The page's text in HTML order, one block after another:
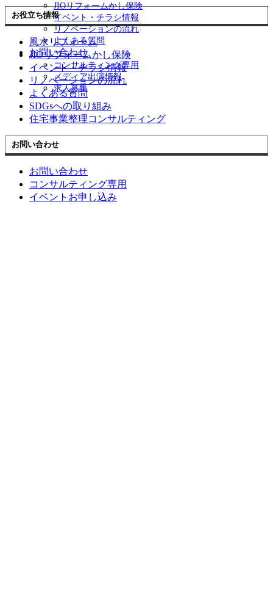
JIOリフォームかし保険
イベント・チラシ情報
リノベーションの流れ
よくある質問
お問い合わせ
コンサルティング専用
メディア出演情報
求人募集
お役立ち情報
風水リフォーム
JIOリフォームかし保険
イベント・チラシ情報
リノベーションの流れ
よくある質問
SDGsへの取り組み
住宅事業整理コンサルティング
お問い合わせ
お問い合わせ
コンサルティング専用
イベントお申し込み